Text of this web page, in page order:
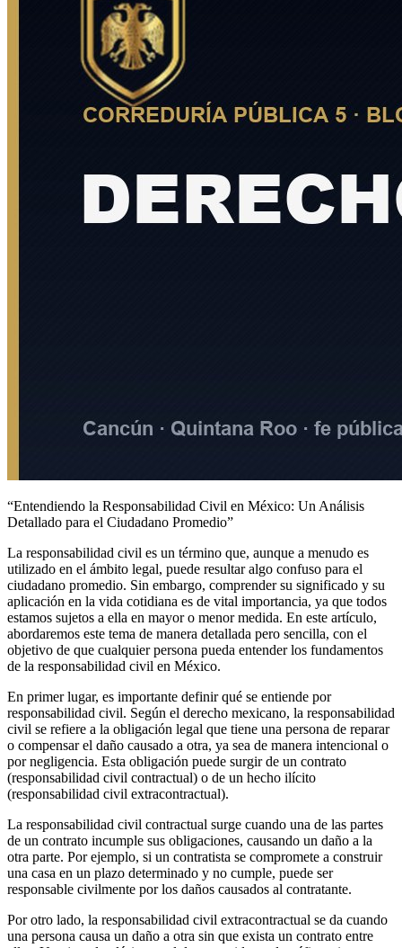
“Entendiendo la Responsabilidad Civil en México: Un Análisis
Detallado para el Ciudadano Promedio”
La responsabilidad civil es un término que, aunque a menudo es
utilizado en el ámbito legal, puede resultar algo confuso para el
ciudadano promedio. Sin embargo, comprender su significado y su
aplicación en la vida cotidiana es de vital importancia, ya que todos
estamos sujetos a ella en mayor o menor medida. En este artículo,
abordaremos este tema de manera detallada pero sencilla, con el
objetivo de que cualquier persona pueda entender los fundamentos
de la responsabilidad civil en México.
En primer lugar, es importante definir qué se entiende por
responsabilidad civil. Según el derecho mexicano, la responsabilidad
civil se refiere a la obligación legal que tiene una persona de reparar
o compensar el daño causado a otra, ya sea de manera intencional o
por negligencia. Esta obligación puede surgir de un contrato
(responsabilidad civil contractual) o de un hecho ilícito
(responsabilidad civil extracontractual).
La responsabilidad civil contractual surge cuando una de las partes
de un contrato incumple sus obligaciones, causando un daño a la
otra parte. Por ejemplo, si un contratista se compromete a construir
una casa en un plazo determinado y no cumple, puede ser
responsable civilmente por los daños causados al contratante.
Por otro lado, la responsabilidad civil extracontractual se da cuando
una persona causa un daño a otra sin que exista un contrato entre